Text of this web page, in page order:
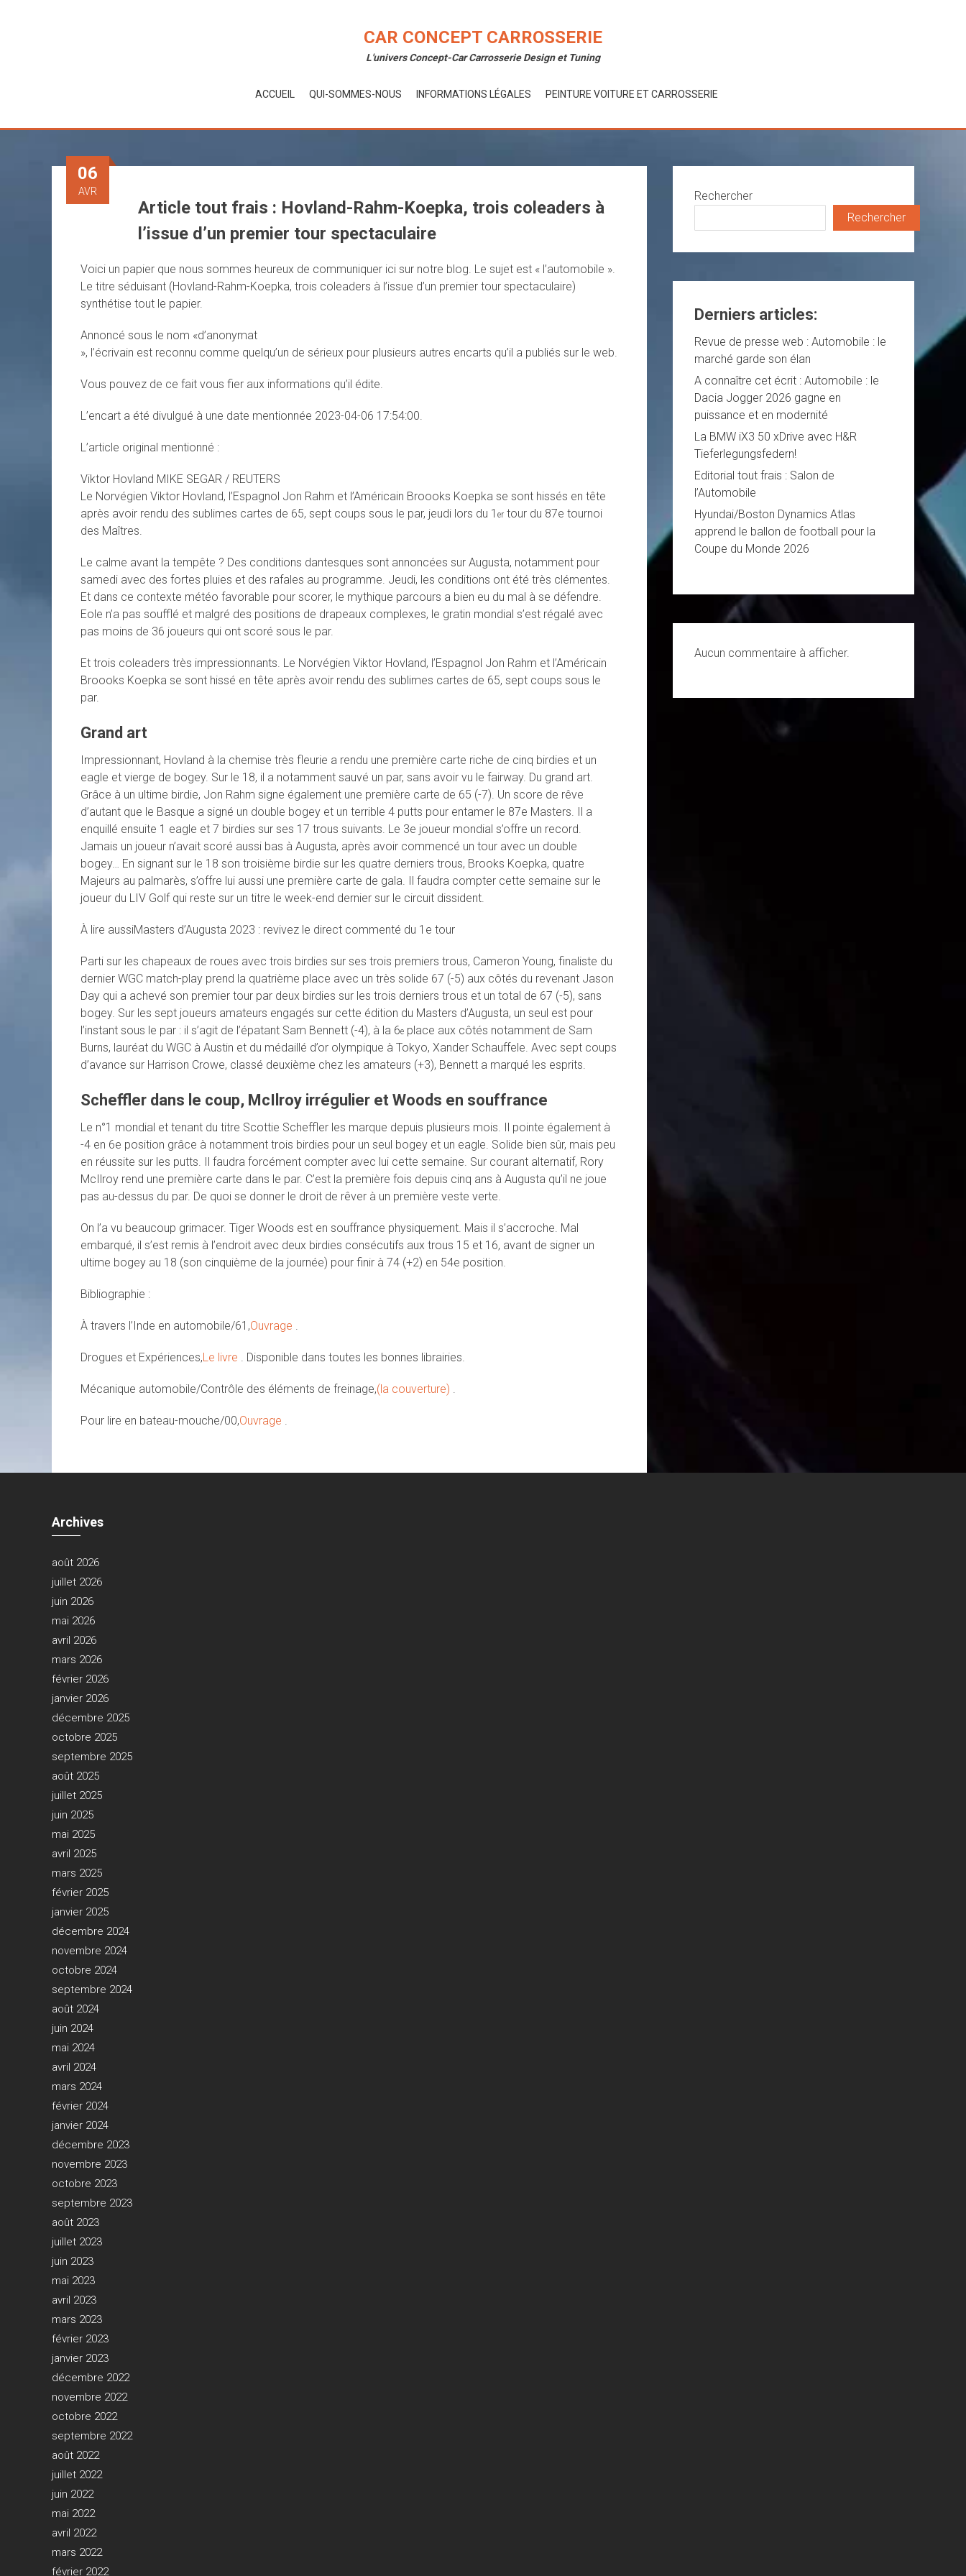
CAR CONCEPT CARROSSERIE
L'univers Concept-Car Carrosserie Design et Tuning
ACCUEIL QUI-SOMMES-NOUS INFORMATIONS LÉGALES PEINTURE VOITURE ET CARROSSERIE
06
AVR
Article tout frais : Hovland-Rahm-Koepka, trois coleaders à
l’issue d’un premier tour spectaculaire
Voici un papier que nous sommes heureux de communiquer ici sur notre blog. Le sujet est « l’automobile ».
Le titre séduisant (Hovland-Rahm-Koepka, trois coleaders à l’issue d’un premier tour spectaculaire)
synthétise tout le papier.
Annoncé sous le nom «d’anonymat
», l’écrivain est reconnu comme quelqu’un de sérieux pour plusieurs autres encarts qu’il a publiés sur le web.
Vous pouvez de ce fait vous fier aux informations qu’il édite.
L’encart a été divulgué à une date mentionnée 2023-04-06 17:54:00.
L’article original mentionné :
Viktor Hovland MIKE SEGAR / REUTERS
Le Norvégien Viktor Hovland, l’Espagnol Jon Rahm et l’Américain Broooks Koepka se sont hissés en tête
après avoir rendu des sublimes cartes de 65, sept coups sous le par, jeudi lors du 1 er tour du 87e tournoi
des Maîtres.
Le calme avant la tempête ? Des conditions dantesques sont annoncées sur Augusta, notamment pour
samedi avec des fortes pluies et des rafales au programme. Jeudi, les conditions ont été très clémentes.
Et dans ce contexte météo favorable pour scorer, le mythique parcours a bien eu du mal à se défendre.
Eole n’a pas soufflé et malgré des positions de drapeaux complexes, le gratin mondial s’est régalé avec
pas moins de 36 joueurs qui ont scoré sous le par.
Et trois coleaders très impressionnants. Le Norvégien Viktor Hovland, l’Espagnol Jon Rahm et l’Américain
Broooks Koepka se sont hissé en tête après avoir rendu des sublimes cartes de 65, sept coups sous le
par.
Grand art
Impressionnant, Hovland à la chemise très fleurie a rendu une première carte riche de cinq birdies et un
eagle et vierge de bogey. Sur le 18, il a notamment sauvé un par, sans avoir vu le fairway. Du grand art.
Grâce à un ultime birdie, Jon Rahm signe également une première carte de 65 (-7). Un score de rêve
d’autant que le Basque a signé un double bogey et un terrible 4 putts pour entamer le 87e Masters. Il a
enquillé ensuite 1 eagle et 7 birdies sur ses 17 trous suivants. Le 3e joueur mondial s’offre un record.
Jamais un joueur n’avait scoré aussi bas à Augusta, après avoir commencé un tour avec un double
bogey… En signant sur le 18 son troisième birdie sur les quatre derniers trous, Brooks Koepka, quatre
Majeurs au palmarès, s’offre lui aussi une première carte de gala. Il faudra compter cette semaine sur le
joueur du LIV Golf qui reste sur un titre le week-end dernier sur le circuit dissident.
À lire aussiMasters d’Augusta 2023 : revivez le direct commenté du 1e tour
Parti sur les chapeaux de roues avec trois birdies sur ses trois premiers trous, Cameron Young, finaliste du
dernier WGC match-play prend la quatrième place avec un très solide 67 (-5) aux côtés du revenant Jason
Day qui a achevé son premier tour par deux birdies sur les trois derniers trous et un total de 67 (-5), sans
bogey. Sur les sept joueurs amateurs engagés sur cette édition du Masters d’Augusta, un seul est pour
l’instant sous le par : il s’agit de l’épatant Sam Bennett (-4), à la 6e place aux côtés notamment de Sam
Burns, lauréat du WGC à Austin et du médaillé d’or olympique à Tokyo, Xander Schauffele. Avec sept coups
d’avance sur Harrison Crowe, classé deuxième chez les amateurs (+3), Bennett a marqué les esprits.
Scheffler dans le coup, McIlroy irrégulier et Woods en souffrance
Le n°1 mondial et tenant du titre Scottie Scheffler les marque depuis plusieurs mois. Il pointe également à
-4 en 6e position grâce à notamment trois birdies pour un seul bogey et un eagle. Solide bien sûr, mais peu
en réussite sur les putts. Il faudra forcément compter avec lui cette semaine. Sur courant alternatif, Rory
McIlroy rend une première carte dans le par. C’est la première fois depuis cinq ans à Augusta qu’il ne joue
pas au-dessus du par. De quoi se donner le droit de rêver à un première veste verte.
On l’a vu beaucoup grimacer. Tiger Woods est en souffrance physiquement. Mais il s’accroche. Mal
embarqué, il s’est remis à l’endroit avec deux birdies consécutifs aux trous 15 et 16, avant de signer un
ultime bogey au 18 (son cinquième de la journée) pour finir à 74 (+2) en 54e position.
Bibliographie :
À travers l’Inde en automobile/61,Ouvrage .
Drogues et Expériences,Le livre . Disponible dans toutes les bonnes librairies.
Mécanique automobile/Contrôle des éléments de freinage,(la couverture) .
Pour lire en bateau-mouche/00,Ouvrage .
Rechercher
Rechercher
Derniers articles:
Revue de presse web : Automobile : le
marché garde son élan
A connaître cet écrit : Automobile : le
Dacia Jogger 2026 gagne en
puissance et en modernité
La BMW iX3 50 xDrive avec H&R
Tieferlegungsfedern!
Editorial tout frais : Salon de
l’Automobile
Hyundai/Boston Dynamics Atlas
apprend le ballon de football pour la
Coupe du Monde 2026
Aucun commentaire à afficher.
Archives
août 2026
juillet 2026
juin 2026
mai 2026
avril 2026
mars 2026
février 2026
janvier 2026
décembre 2025
octobre 2025
septembre 2025
août 2025
juillet 2025
juin 2025
mai 2025
avril 2025
mars 2025
février 2025
janvier 2025
décembre 2024
novembre 2024
octobre 2024
septembre 2024
août 2024
juin 2024
mai 2024
avril 2024
mars 2024
février 2024
janvier 2024
décembre 2023
novembre 2023
octobre 2023
septembre 2023
août 2023
juillet 2023
juin 2023
mai 2023
avril 2023
mars 2023
février 2023
janvier 2023
décembre 2022
novembre 2022
octobre 2022
septembre 2022
août 2022
juillet 2022
juin 2022
mai 2022
avril 2022
mars 2022
février 2022